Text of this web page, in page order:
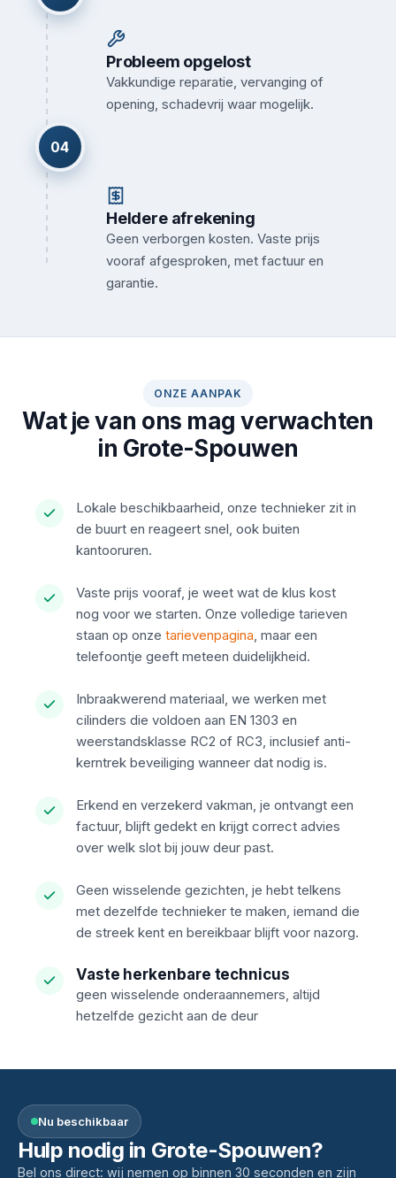
Probleem opgelost
Vakkundige reparatie, vervanging of
opening, schadevrij waar mogelijk.
04
Heldere afrekening
Geen verborgen kosten. Vaste prijs
vooraf afgesproken, met factuur en
garantie.
ONZE AANPAK
Wat je van ons mag verwachten
in Grote-Spouwen
Lokale beschikbaarheid, onze technieker zit in
de buurt en reageert snel, ook buiten
kantooruren.
Vaste prijs vooraf, je weet wat de klus kost
nog voor we starten. Onze volledige tarieven
staan op onze tarievenpagina, maar een
telefoontje geeft meteen duidelijkheid.
Inbraakwerend materiaal, we werken met
cilinders die voldoen aan EN 1303 en
weerstandsklasse RC2 of RC3, inclusief anti-
kerntrek beveiliging wanneer dat nodig is.
Erkend en verzekerd vakman, je ontvangt een
factuur, blijft gedekt en krijgt correct advies
over welk slot bij jouw deur past.
Geen wisselende gezichten, je hebt telkens
met dezelfde technieker te maken, iemand die
de streek kent en bereikbaar blijft voor nazorg.
Vaste herkenbare technicus
geen wisselende onderaannemers, altijd
hetzelfde gezicht aan de deur
Nu beschikbaar
Hulp nodig in Grote-Spouwen?
Bel ons direct: wij nemen op binnen 30 seconden en zijn